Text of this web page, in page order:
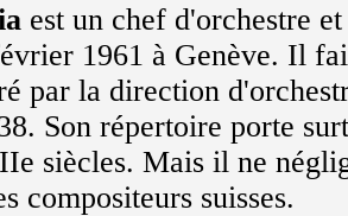
est un chef d'orchestre
1961 à Genève. Il
par la direction
Son répertoire porte
siècles. Mais il ne
compositeurs suisses.